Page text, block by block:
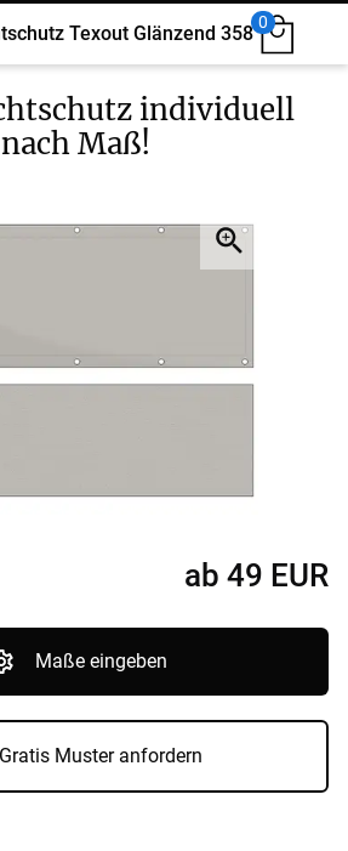
Texout Glänzend 358
0
individuell
nach Maß!
ab 49 EUR
Maße eingeben
Gratis Muster anfordern